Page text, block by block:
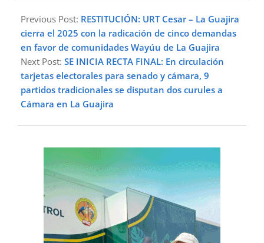
12-
18
Previous Post: RESTITUCIÓN: URT Cesar – La Guajira
cierra el 2025 con la radicación de cinco demandas
en favor de comunidades Wayúu de La Guajira
Next Post: SE INICIA RECTA FINAL: En circulación
tarjetas electorales para senado y cámara, 9
partidos tradicionales se disputan dos curules a
Cámara en La Guajira